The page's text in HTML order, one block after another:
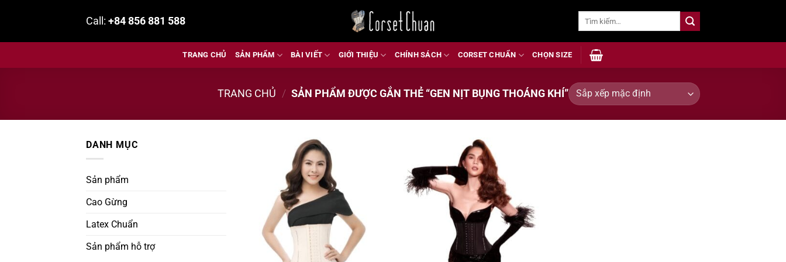
Call: +84 856 881 588
TRANG CHỦ SẢN PHẨM BÀI VIẾT GIỚI THIỆU CHÍNH SÁCH CORSET CHUẨN CHỌN SIZE
TRANG CHỦ / SẢN PHẨM ĐƯỢC GẮN THẺ “GEN NỊT BỤNG THOÁNG KHÍ”
DANH MỤC
Sản phẩm
Cao Gừng
Latex Chuẩn
Sản phẩm hỗ trợ